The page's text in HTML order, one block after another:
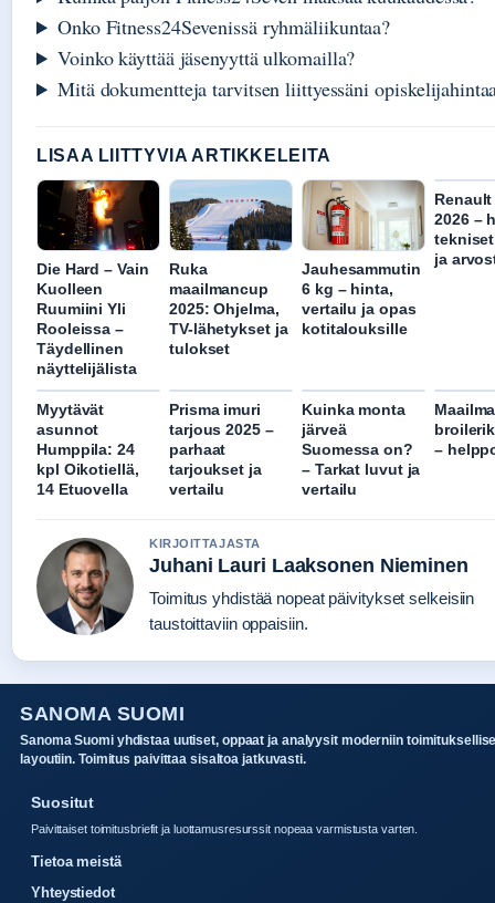
Onko Fitness24Sevenissä ryhmäliikuntaa?
Voinko käyttää jäsenyyttä ulkomailla?
Mitä dokumentteja tarvitsen liittyessäni
LISAA LIITTYVIA ARTIKKELEITA
Die Hard – Vain
Kuolleen
Ruumiini Yli
Rooleissa –
Täydellinen
näyttelijälista
Ruka
maailmancup
2025: Ohjelma,
TV-lähetykset ja
tulokset
Jauhesammutin
6 kg – hinta,
vertailu ja opas
kotitalouksille
2026 –
ja
Myytävät
asunnot
Humppila: 24
kpl Oikotiellä,
14 Etuovella
Prisma imuri
tarjous 2025 –
parhaat
tarjoukset ja
vertailu
Kuinka monta
järveä
Suomessa on?
– Tarkat luvut ja
vertailu
–
KIRJOITTAJASTA
Juhani Lauri Laaksonen Nieminen
Toimitus yhdistää nopeat päivitykset selkeisiin
taustoittaviin oppaisiin.
SANOMA SUOMI
Sanoma Suomi yhdistaa uutiset, oppaat ja analyysit moderniin
layoutiin. Toimitus paivittaa sisaltoa jatkuvasti.
Suositut
Paivittaiset toimitusbriefit ja luottamusresurssit nopeaa varmistusta varten.
Tietoa meistä
Yhteystiedot